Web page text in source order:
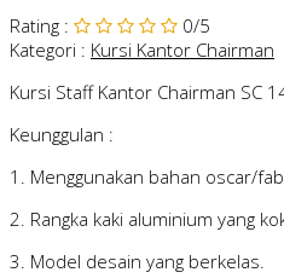
Rating : 0/5
Kategori : Kursi Kantor Chairman
Kursi Staff Kantor Chairman SC
Keunggulan :
1. Menggunakan bahan oscar/
2. Rangka kaki aluminium yang
3. Model desain yang berkelas.